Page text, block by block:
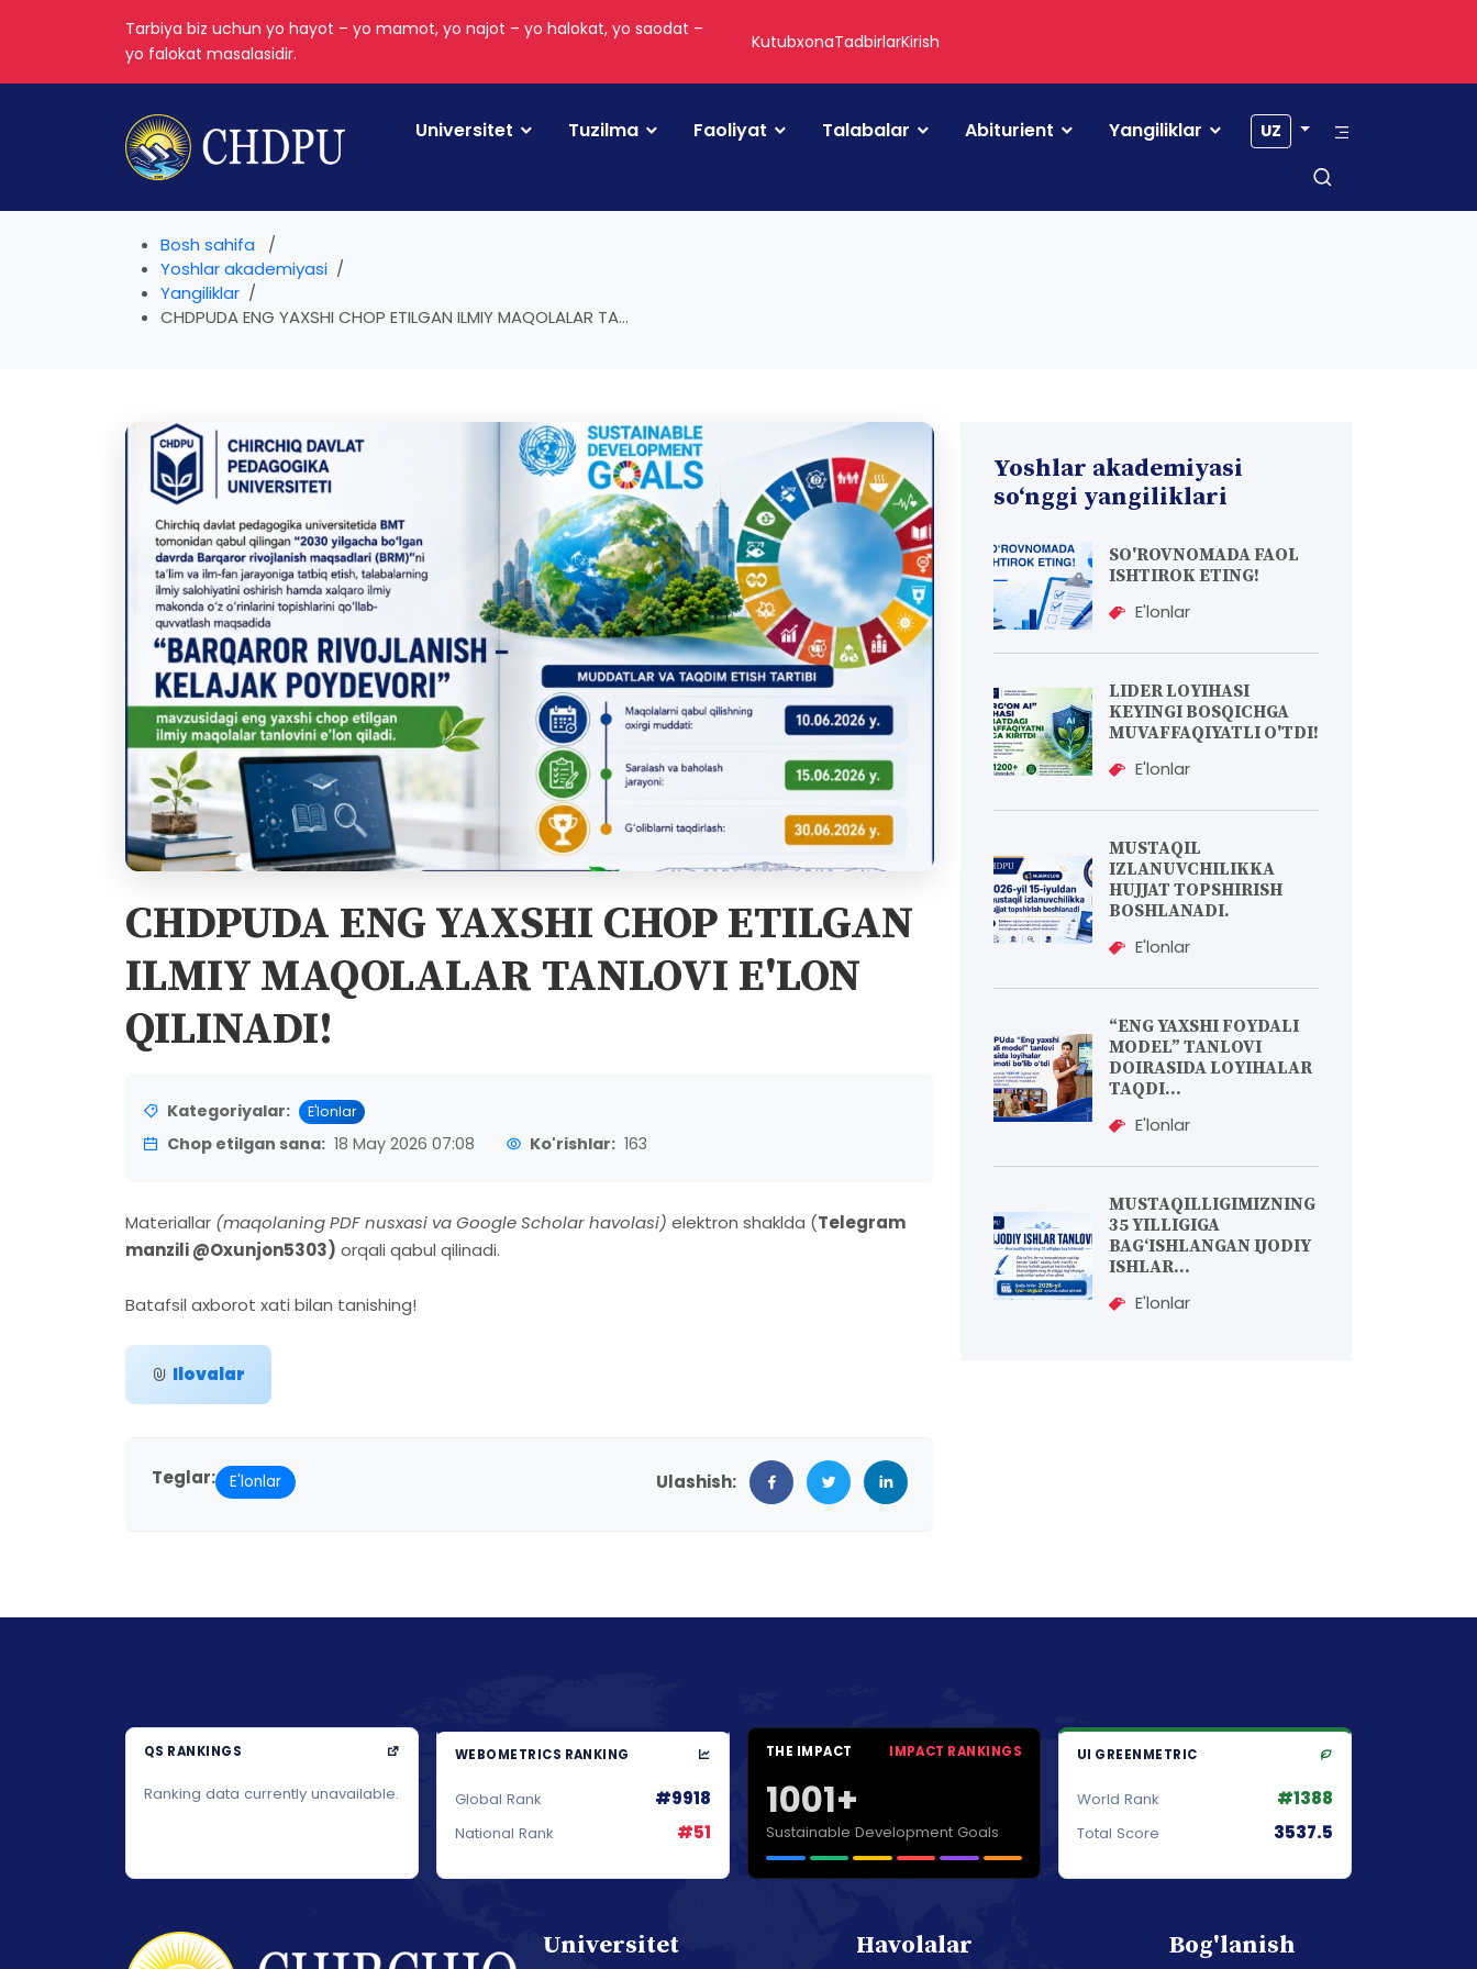
Tarbiya biz uchun yo hayot – yo mamot, yo najot – yo halokat, yo saodat –
yo falokat masalasidir.
KutubxonaTadbirlarKirish
Universitet Tuzilma Faoliyat Talabalar Abiturient Yangiliklar UZ
Bosh sahifa
Yoshlar akademiyasi
Yangiliklar
CHDPUDA ENG YAXSHI CHOP ETILGAN ILMIY MAQOLALAR TA...
CHDPUDA ENG YAXSHI CHOP ETILGAN
ILMIY MAQOLALAR TANLOVI E'LON
QILINADI!
Kategoriyalar: E'lonlar
Chop etilgan sana: 18 May 2026 07:08 Ko'rishlar: 163
Materiallar (maqolaning PDF nusxasi va Google Scholar havolasi) elektron shaklda (Telegram
manzili @Oxunjon5303) orqali qabul qilinadi.
Batafsil axborot xati bilan tanishing!
Ilovalar
Teglar: E'lonlar Ulashish:
Yoshlar akademiyasi
so‘nggi yangiliklari
SO'ROVNOMADA FAOL
ISHTIROK ETING!
E'lonlar
LIDER LOYIHASI
KEYINGI BOSQICHGA
MUVAFFAQIYATLI O'TDI!
E'lonlar
MUSTAQIL
IZLANUVCHILIKKA
HUJJAT TOPSHIRISH
BOSHLANADI.
E'lonlar
“ENG YAXSHI FOYDALI
MODEL” TANLOVI
DOIRASIDA LOYIHALAR
TAQDI...
E'lonlar
MUSTAQILLIGIMIZNING
35 YILLIGIGA
BAG‘ISHLANGAN IJODIY
ISHLAR...
E'lonlar
QS RANKINGS
Ranking data currently unavailable.
WEBOMETRICS RANKING
Global Rank #9918
National Rank #51
THE IMPACT IMPACT RANKINGS
1001+
Sustainable Development Goals
UI GREENMETRIC
World Rank #1388
Total Score 3537.5
Universitet Havolalar Bog'lanish